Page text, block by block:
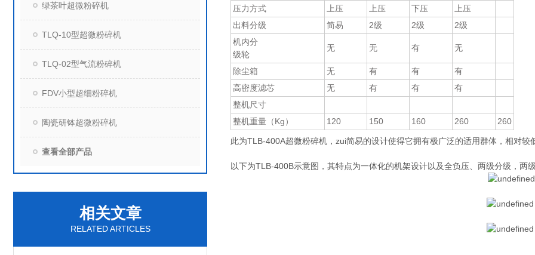
绿茶叶超微粉碎机
TLQ-10型超微粉碎机
TLQ-02型气流粉碎机
FDV小型超细粉碎机
陶瓷研钵超微粉碎机
查看全部产品
相关文章
RELATED ARTICLES
压力方式
上压 上压 下压
上压
出料分级
简易 2级 2级
2级
机内分
级轮
无 无 有 无
除尘箱 无 有 有
有
高密度滤芯
无 有 有
有
整机尺寸
整机重量（Kg）
120 150 160 260 260
此为TLB-400A超微粉碎机，zui简易的设计使得它拥有极广泛的适用群体，相对较
以下为TLB-400B示意图，其特点为一体化的机架设计以及全负压、两级分级，两